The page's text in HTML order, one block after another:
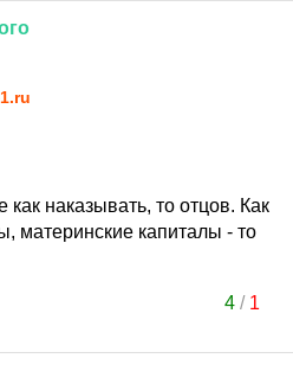
как наказывать, то отцов. Как
материнские капиталы - то
4/ 1